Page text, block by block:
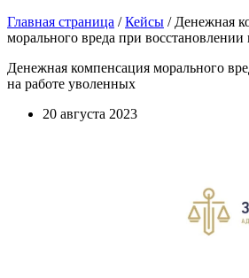
Главная страница /Кейсы / Денежная
морального вреда при
Денежная компенсация морального
на работе уволенных
20 августа 2023